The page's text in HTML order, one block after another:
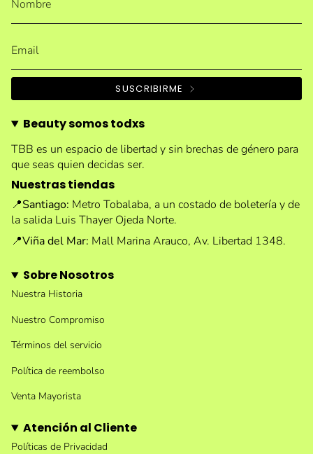
SUSCRIBIRME
Beauty somos todxs
TBB es un espacio de libertad y sin brechas de género para
que seas quien decidas ser.
Nuestras tiendas
📍Santiago: Metro Tobalaba, a un costado de boletería y de
la salida Luis Thayer Ojeda Norte.
📍Viña del Mar: Mall Marina Arauco, Av. Libertad 1348.
Sobre Nosotros
Nuestra Historia
Nuestro Compromiso
Términos del servicio
Política de reembolso
Venta Mayorista
Atención al Cliente
Políticas de Privacidad